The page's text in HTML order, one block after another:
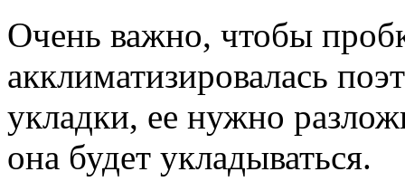
Очень важно, чтобы
акклиматизировалась
укладки, ее нужно
она будет укладываться.